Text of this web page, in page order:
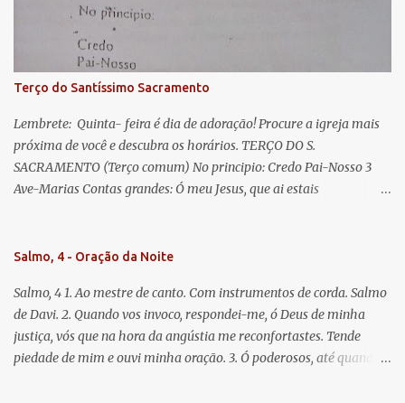
Jesus. Bendito é o fruto do vosso ventre, ó clemente, ó piedosa, ó
doce e sempre Virgem Maria. Rogai por nós Santa Mãe de Deus.
Para que sejamos dignos das promessas de Cristo. Amém.
Terço do Santíssimo Sacramento
Lembrete: Quinta- feira é dia de adoração! Procure a igreja mais
próxima de você e descubra os horários. TERÇO DO S.
SACRAMENTO (Terço comum) No principio: Credo Pai-Nosso 3
Ave-Marias Contas grandes: Ó meu Jesus, que ai estais
Vós morra eu! Nas contas pequenas: Sacramento de Amor!
que nos salva, dá-nos Vossa força, Vosso perdão e a Vossa
misericórdia. (no fim) Rezar 3 vezes: Louvores e graças se deem a
cada momento ao Santíssimo e Diviníssimo Sacramento.
Salmo, 4 - Oração da Noite
Salmo, 4 1. Ao mestre de canto. Com instrumentos de corda. Salmo
de Davi. 2. Quando vos invoco, respondei-me, ó Deus de minha
justiça, vós que na hora da angústia me reconfortastes. Tende
piedade de mim e ouvi minha oração. 3. Ó poderosos, até quando